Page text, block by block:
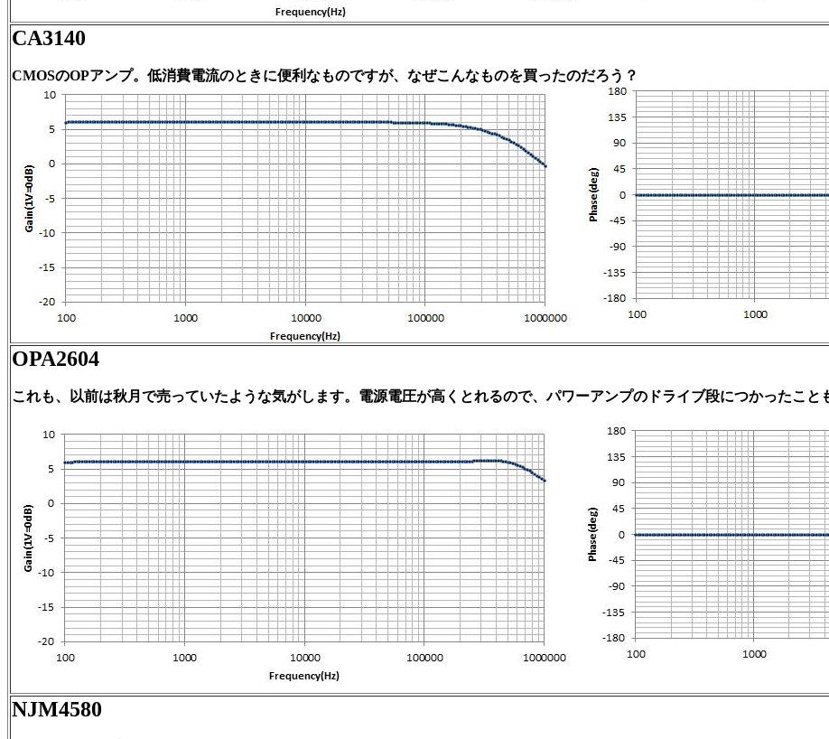
CA3140
CMOSのOPアンプ。低消費電流のときに便利なものですが、なぜこんなものを買ったのだろう？
OPA2604
これも、以前は秋月で売っていたような気がします。電源電圧が高くとれるので、パワーアンプのドライブ段につかったこと
NJM4580